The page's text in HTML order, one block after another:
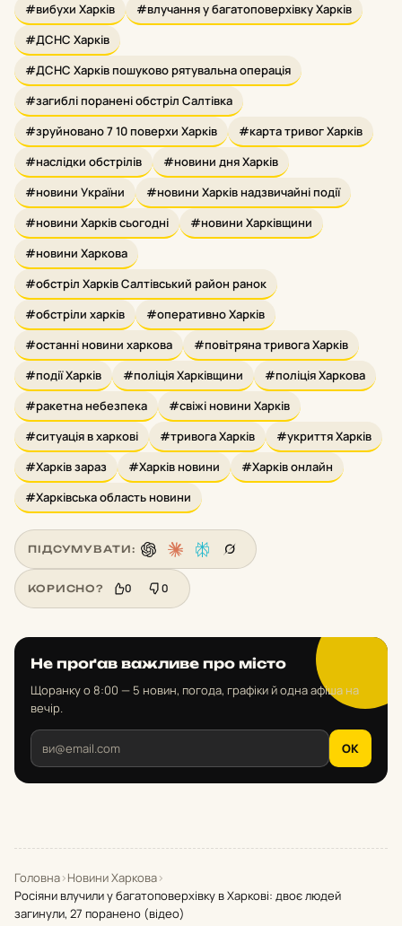
#вибухи Харків
#влучання у багатоповерхівку Харків
#ДСНС Харків
#ДСНС Харків пошуково рятувальна операція
#загиблі поранені обстріл Салтівка
#зруйновано 7 10 поверхи Харків
#карта тривог Харків
#наслідки обстрілів
#новини дня Харків
#новини України
#новини Харків надзвичайні події
#новини Харків сьогодні
#новини Харківщини
#новини Харкова
#обстріл Харків Салтівський район ранок
#обстріли харків
#оперативно Харків
#останні новини харкова
#повітряна тривога Харків
#події Харків
#поліція Харківщини
#поліція Харкова
#ракетна небезпека
#свіжі новини Харків
#ситуація в харкові
#тривога Харків
#укриття Харків
#Харків зараз
#Харків новини
#Харків онлайн
#Харківська область новини
ПІДСУМУВАТИ:
КОРИСНО? 0 0
Не проґав важливе про місто
Щоранку о 8:00 — 5 новин, погода, графіки й одна афіша на
вечір.
OK
Головна›Новини Харкова›
Росіяни влучили у багатоповерхівку в Харкові: двоє людей
загинули, 27 поранено (відео)